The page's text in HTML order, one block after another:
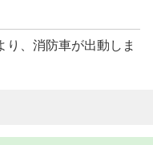
り、消防車が出動しま